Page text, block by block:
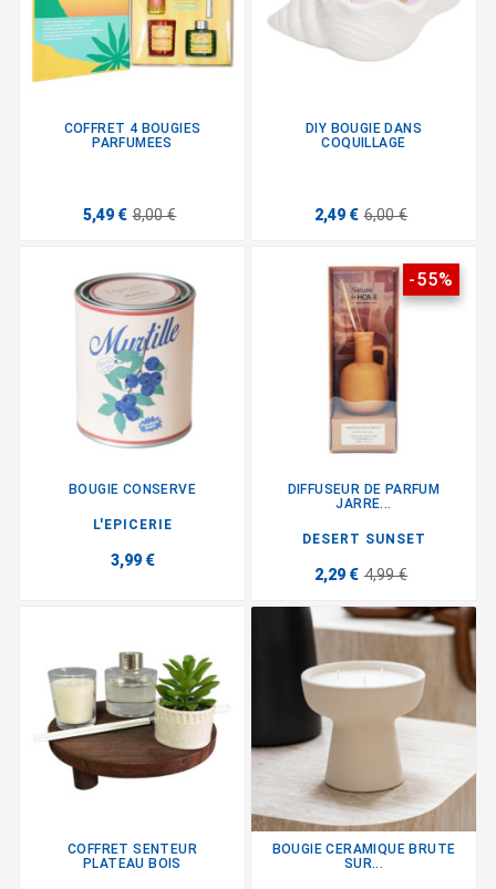
COFFRET 4 BOUGIES
PARFUMEES
5,49 € 8,00 €
DIY BOUGIE DANS
COQUILLAGE
2,49 € 6,00 €
BOUGIE CONSERVE
L'EPICERIE
3,99 €
-55%
DIFFUSEUR DE PARFUM
JARRE...
DESERT SUNSET
2,29 € 4,99 €
COFFRET SENTEUR
PLATEAU BOIS
BOUGIE CERAMIQUE BRUTE
SUR...